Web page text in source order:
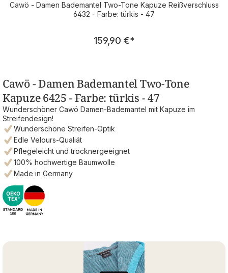
Cawö - Damen Bademantel Two-Tone Kapuze Reißverschluss
6432 - Farbe: türkis - 47
Regulärer Preis:
159,90 €*
Cawö - Damen Bademantel Two-Tone
Kapuze 6425 - Farbe: türkis - 47
Wunderschöner Cawö Damen-Bademantel mit Kapuze im
Streifendesign!
Wunderschöne Streifen-Optik
Edle Velours-Qualiät
Pflegeleicht und trocknergeeignet
100% hochwertige Baumwolle
Made in Germany